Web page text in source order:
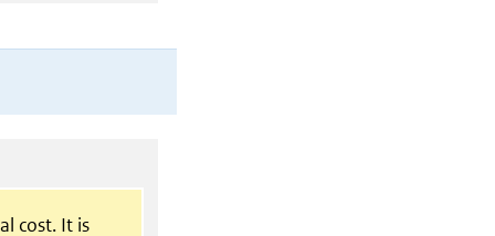
cost. It is